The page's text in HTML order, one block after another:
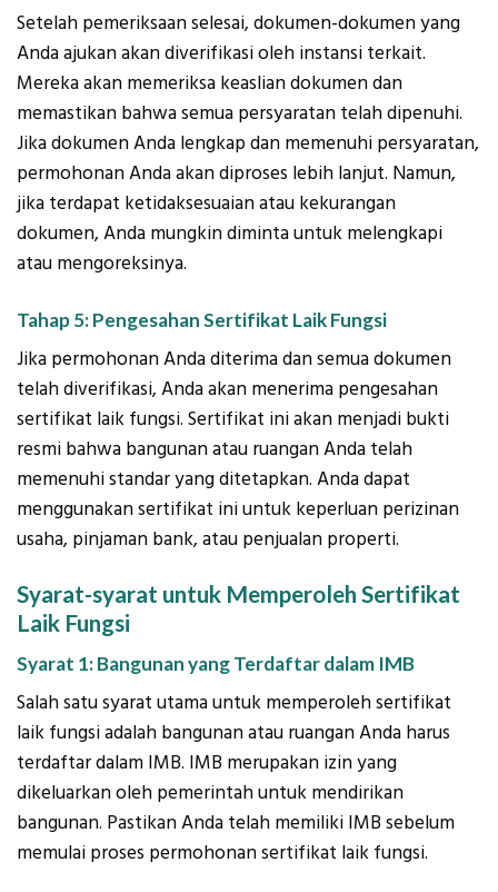
Setelah pemeriksaan selesai, dokumen-dokumen yang
Anda ajukan akan diverifikasi oleh instansi terkait.
Mereka akan memeriksa keaslian dokumen dan
memastikan bahwa semua persyaratan telah dipenuhi.
Jika dokumen Anda lengkap dan memenuhi persyaratan,
permohonan Anda akan diproses lebih lanjut. Namun,
jika terdapat ketidaksesuaian atau kekurangan
dokumen, Anda mungkin diminta untuk melengkapi
atau mengoreksinya.
Tahap 5: Pengesahan Sertifikat Laik Fungsi
Jika permohonan Anda diterima dan semua dokumen
telah diverifikasi, Anda akan menerima pengesahan
sertifikat laik fungsi. Sertifikat ini akan menjadi bukti
resmi bahwa bangunan atau ruangan Anda telah
memenuhi standar yang ditetapkan. Anda dapat
menggunakan sertifikat ini untuk keperluan perizinan
usaha, pinjaman bank, atau penjualan properti.
Syarat-syarat untuk Memperoleh Sertifikat
Laik Fungsi
Syarat 1: Bangunan yang Terdaftar dalam IMB
Salah satu syarat utama untuk memperoleh sertifikat
laik fungsi adalah bangunan atau ruangan Anda harus
terdaftar dalam IMB. IMB merupakan izin yang
dikeluarkan oleh pemerintah untuk mendirikan
bangunan. Pastikan Anda telah memiliki IMB sebelum
memulai proses permohonan sertifikat laik fungsi.